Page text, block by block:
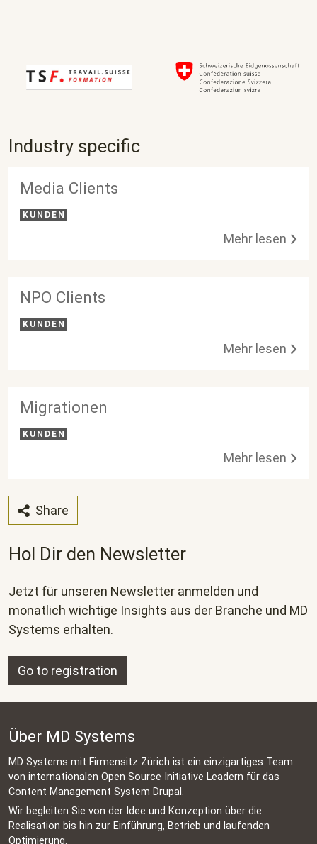
Industry specific
Media Clients
KUNDEN
Mehr lesen
NPO Clients
KUNDEN
Mehr lesen
Migrationen
KUNDEN
Mehr lesen
Share
Hol Dir den Newsletter
Jetzt für unseren Newsletter anmelden und
monatlich wichtige Insights aus der Branche und MD
Systems erhalten.
Go to registration
Über MD Systems
MD Systems mit Firmensitz Zürich ist ein einzigartiges Team
von internationalen Open Source Initiative Leadern für das
Content Management System Drupal.
Wir begleiten Sie von der Idee und Konzeption über die
Realisation bis hin zur Einführung, Betrieb und laufenden
Optimierung.